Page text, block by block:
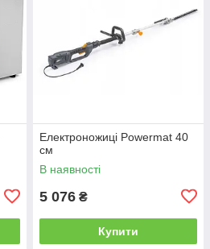
Електроножиці Powermat 40
см
В наявності
5 076 ₴
Купити